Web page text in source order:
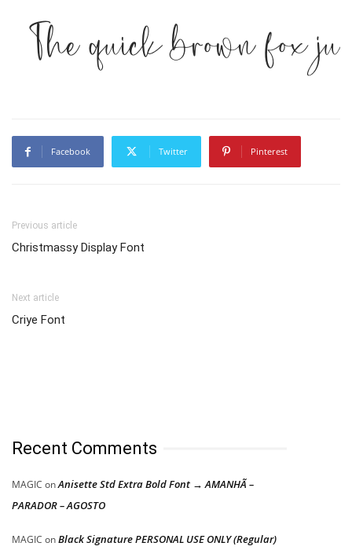
The quick brown fox
Facebook Twitter Pinterest
Previous article
Christmassy Display Font
Next article
Criye Font
Recent Comments
MAGIC onAnisette Std Extra Bold Font → AMANHÃ –
PARADOR – AGOSTO
MAGIC onBlack Signature PERSONAL USE ONLY (Regular)